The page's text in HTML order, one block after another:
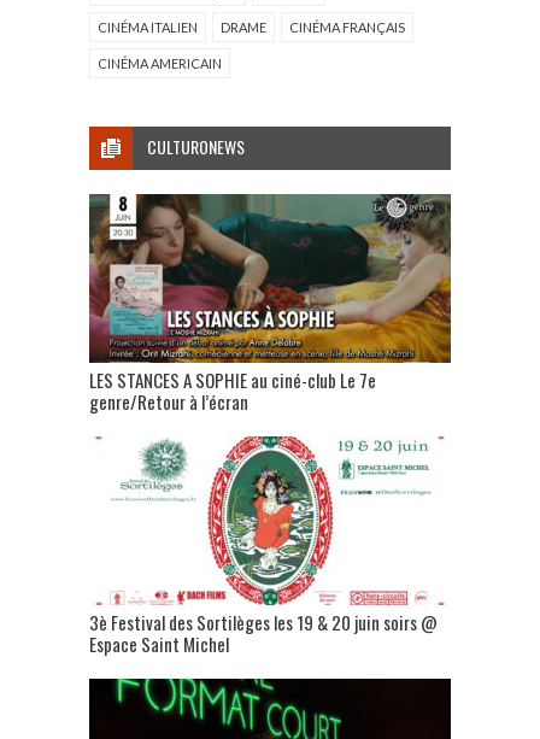
CINÉMA ITALIEN DRAME CINÉMA FRANÇAIS
CINÉMA AMERICAIN
CULTURONEWS
LES STANCES A SOPHIE au ciné-club Le 7e
genre/Retour à l’écran
3è Festival des Sortilèges les 19 & 20 juin soirs @
Espace Saint Michel